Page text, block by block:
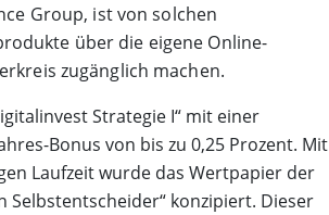
Group, ist von solchen
über die eigene Online-
zugänglich machen.
Strategie I“ mit einer
Bonus von bis zu 0,25 Prozent. Mit
Laufzeit wurde das Wertpapier der
Selbstentscheider“ konzipiert. Dieser